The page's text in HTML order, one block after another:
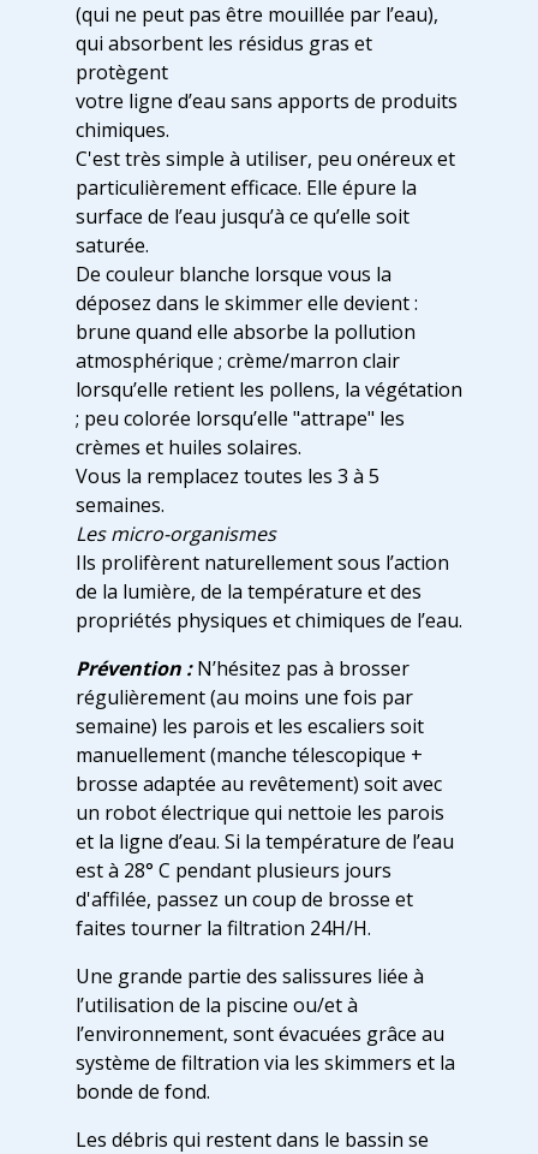
(qui ne peut pas être mouillée par l’eau),
qui absorbent les résidus gras et
protègent
votre ligne d’eau sans apports de produits
chimiques.
C'est très simple à utiliser, peu onéreux et
particulièrement efficace. Elle épure la
surface de l’eau jusqu’à ce qu’elle soit
saturée.
De couleur blanche lorsque vous la
déposez dans le skimmer elle devient :
brune quand elle absorbe la pollution
atmosphérique ; crème/marron clair
lorsqu’elle retient les pollens, la végétation
; peu colorée lorsqu’elle "attrape" les
crèmes et huiles solaires.
Vous la remplacez toutes les 3 à 5
semaines.
Les micro-organismes
Ils prolifèrent naturellement sous l’action
de la lumière, de la température et des
propriétés physiques et chimiques de l’eau.
Prévention :N’hésitez pas à brosser
régulièrement (au moins une fois par
semaine) les parois et les escaliers soit
manuellement (manche télescopique +
brosse adaptée au revêtement) soit avec
un robot électrique qui nettoie les parois
et la ligne d’eau. Si la température de l’eau
est à 28° C pendant plusieurs jours
d'affilée, passez un coup de brosse et
faites tourner la filtration 24H/H.
Une grande partie des salissures liée à
l’utilisation de la piscine ou/et à
l’environnement, sont évacuées grâce au
système de filtration via les skimmers et la
bonde de fond.
Les débris qui restent dans le bassin se